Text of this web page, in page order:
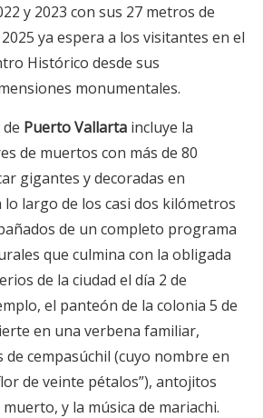
y 2023 con sus 27 metros de
ya espera a los visitantes en el
Histórico desde sus
monumentales.
Puerto Vallarta incluye la
de muertos con más de 80
gigantes y decoradas en
largo de los casi dos kilómetros
de un completo programa
que culmina con la obligada
de la ciudad el día 2 de
el panteón de la colonia 5 de
en una verbena familiar,
de cempasúchil (cuyo nombre en
de veinte pétalos”), antojitos
y la música de mariachi.